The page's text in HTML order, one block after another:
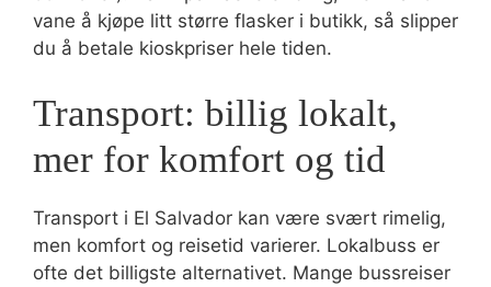
vane å kjøpe litt større flasker i butikk, så slipper
du å betale kioskpriser hele tiden.
Transport: billig lokalt,
mer for komfort og tid
Transport i El Salvador kan være svært rimelig,
men komfort og reisetid varierer. Lokalbuss er
ofte det billigste alternativet. Mange bussreiser